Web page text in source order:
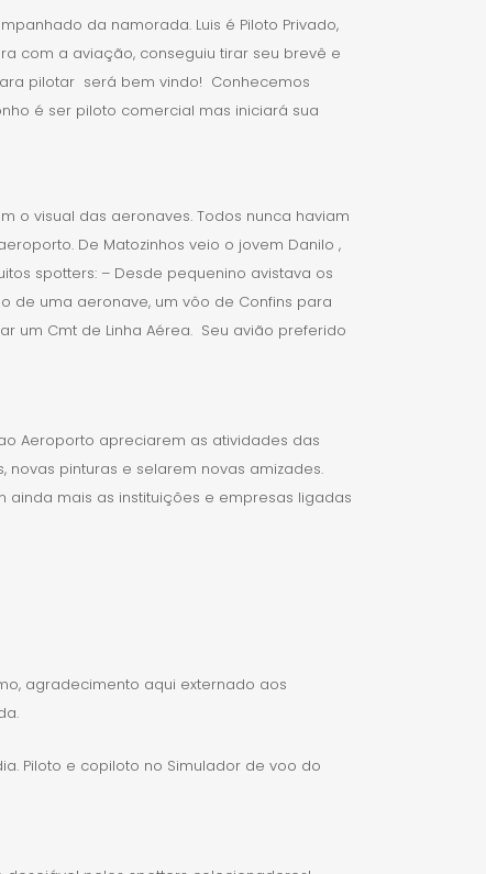
da namorada. Luis é Piloto Privado,
com a aviação, conseguiu tirar seu brevê e
pilotar será bem vindo! Conhecemos
é ser piloto comercial mas iniciará sua
o visual das aeronaves. Todos nunca haviam
De Matozinhos veio o jovem Danilo ,
spotters: – Desde pequenino avistava os
de uma aeronave, um vôo de Confins para
um Cmt de Linha Aérea. Seu avião preferido
Aeroporto apreciarem as atividades das
pinturas e selarem novas amizades.
ainda mais as instituições e empresas ligadas
agradecimento aqui externado aos
Piloto e copiloto no Simulador de voo do